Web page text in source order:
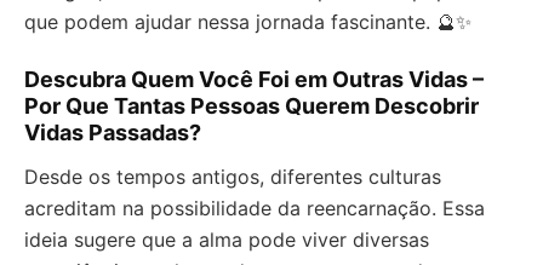
que podem ajudar nessa jornada fascinante. 🔮✨
Descubra Quem Você Foi em Outras Vidas –
Por Que Tantas Pessoas Querem Descobrir
Vidas Passadas?
Desde os tempos antigos, diferentes culturas
acreditam na possibilidade da reencarnação. Essa
ideia sugere que a alma pode viver diversas